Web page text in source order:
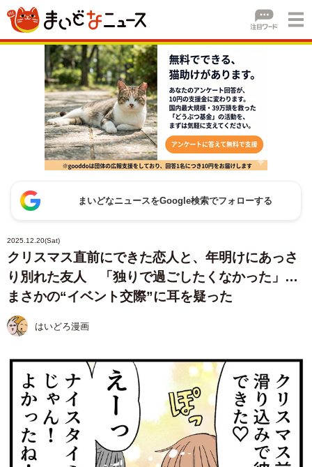
まいどなニュースをGoogle検索でフォローする
2025.12.20(Sat)
クリスマス直前にできた恋人と、年明けにあっさ
り別れた友人 「独りで過ごしたくなかった」…
まさかの“イベント交際”に耳を疑った
はいどろ漫画